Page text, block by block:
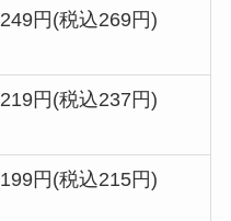
249円(税込269円)
219円(税込237円)
199円(税込215円)